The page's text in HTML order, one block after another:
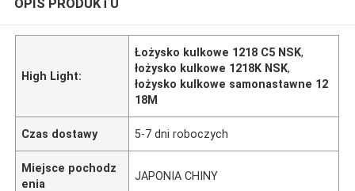
High Light:
Łożysko kulkowe 1218 C5 NSK,
łożysko kulkowe 1218K NSK,
łożysko kulkowe samonastawne 12
18M
Czas dostawy 5-7 dni roboczych
Miejsce pochodz
enia
JAPONIA CHINY